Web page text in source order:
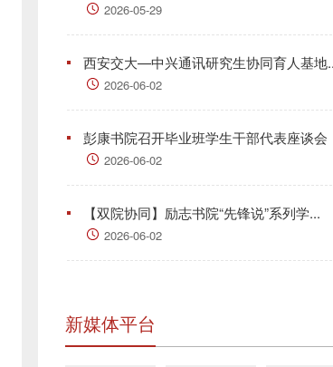
2026-05-29
西安交大—中兴通讯研究生协同育人基地
2026-06-02
彭康书院召开毕业班学生干部代表座谈会
2026-06-02
【双院协同】励志书院“先锋说”系列学...
2026-06-02
新媒体平台